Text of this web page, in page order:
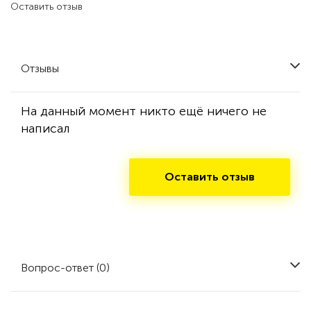
Оставить отзыв
Отзывы
На данный момент никто ещё ничего не
написал
Оставить отзыв
Вопрос-ответ (0)